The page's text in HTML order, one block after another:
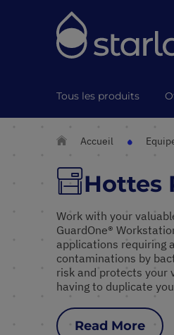
Tous les produits
Accueil
Hottes
Work with your
GuardOne®
applications requiring
contaminations by
risk and protects your
having to duplicate
Read More